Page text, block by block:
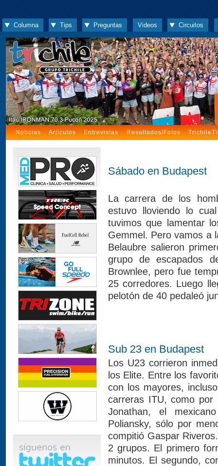
Columna Tips Preguntas Videos Circuitos
Noticias Artículos Entrevistas Resultados/Fotos
Sábado en Budapest
La carrera de los
estuvo lloviendo lo
tuvimos que lamentar
Gemmel. Pero vamos a
Belaubre salieron
grupo de escapados
Brownlee, pero fue
25 corredores. Luego
pelotón de 40 pedaleó
Sub 23 en Budapest
Los U23 corrieron
los Elite. Entre los
con los mayores,
carreras ITU, como por
Jonathan, el
Poliansky, sólo por
compitió Gaspar
2 grupos. El primero
minutos. El segundo,